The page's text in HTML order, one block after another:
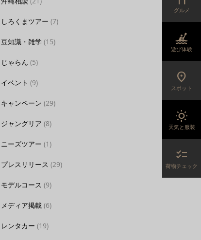
しろくまツアー (7)
豆知識・雑学 (15)
じゃらん (5)
イベント (9)
キャンペーン (29)
ジャングリア (8)
ニーズツアー (1)
プレスリリース (29)
モデルコース (9)
メディア掲載 (6)
レンタカー (19)
グルメ
kayaking
遊び体験
location_on
スポット
wb_sunny
天気と服装
checklist
荷物チェック